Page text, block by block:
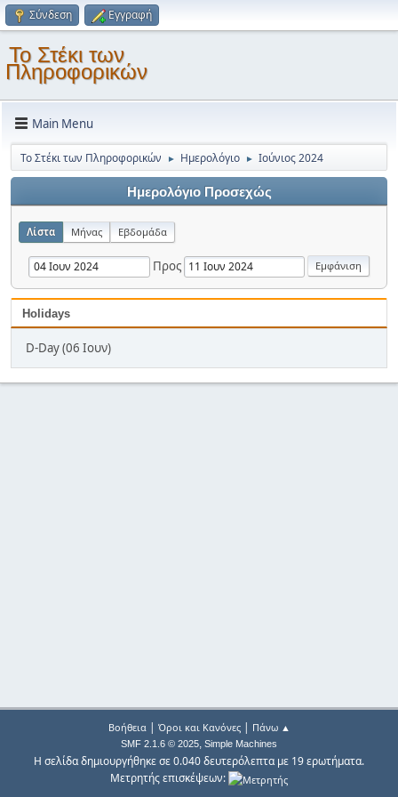
Σύνδεση Εγγραφή
Το Στέκι των
Πληροφορικών
Main Menu
Το Στέκι των Πληροφορικών ► Ημερολόγιο ► Ιούνιος 2024
Ημερολόγιο Προσεχώς
Λίστα Μήνας Εβδομάδα
Προς
Holidays
D-Day (06 Ιουν)
Βοήθεια| Όροι και Κανόνες| Πάνω ▲
SMF 2.1.6 © 2025, Simple Machines
Η σελίδα δημιουργήθηκε σε 0.040 δευτερόλεπτα με 19 ερωτήματα.
Μετρητής επισκέψεων: